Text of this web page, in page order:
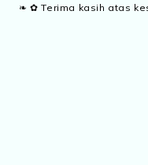
❧ ✿ Terima kasih atas